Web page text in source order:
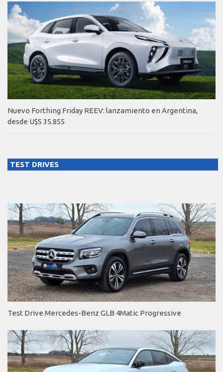
Nuevo Forthing Friday REEV: lanzamiento en Argentina,
desde U$S 35.855
TEST DRIVES
Test Drive Mercedes-Benz GLB 4Matic Progressive